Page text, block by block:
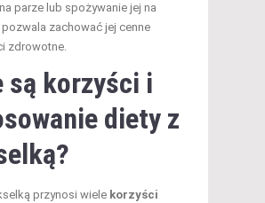
parze lub spożywanie jej na
zachować jej cenne
zdrowotne.
są korzyści i
diety z
przynosi wiele korzyści